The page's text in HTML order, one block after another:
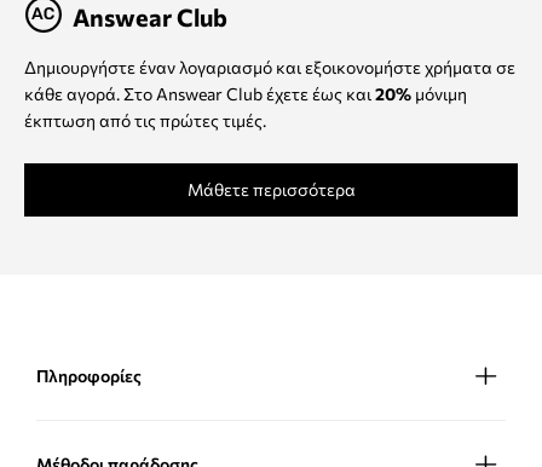
Answear Club
Δημιουργήστε έναν λογαριασμό και εξοικονομήστε χρήματα σε
κάθε αγορά. Στο Answear Club έχετε έως και 20% μόνιμη
έκπτωση από τις πρώτες τιμές.
Μάθετε περισσότερα
Πληροφορίες